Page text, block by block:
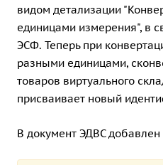
видом детализации
единицами измерения", в
ЭСФ. Теперь при
разными единицами,
товаров виртуального
присваивает новый
В документ ЭДВС добавлен